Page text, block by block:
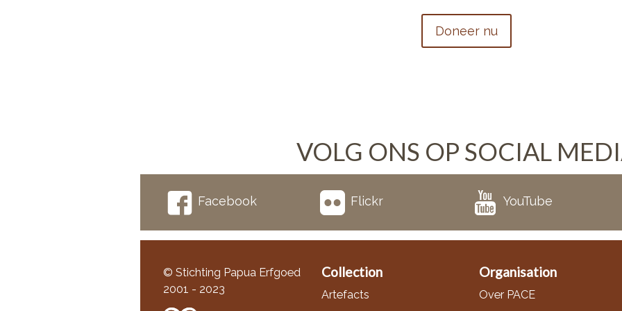
Doneer nu
VOLG ONS OP SOCIAL
Facebook Flickr YouTube
© Stichting Papua Erfgoed
2001 - 2023
Collection
Artefacts
Organisation
Over PACE